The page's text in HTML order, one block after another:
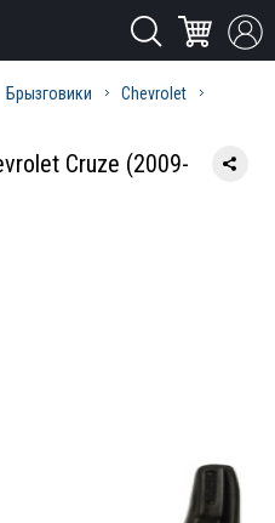
Брызговики
Chevrolet
Cruze (2009-